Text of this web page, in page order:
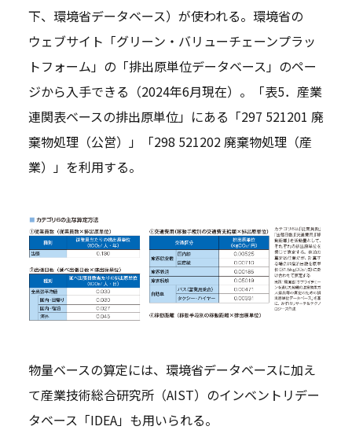
下、環境省データベース）が使われる。環境省の
ウェブサイト「グリーン・バリューチェーンプラッ
トフォーム」の「排出原単位データベース」のペー
ジから入手できる（2024年6月現在）。「表5．産業
連関表ベースの排出原単位」にある「297 521201 廃
棄物処理（公営）」「298 521202 廃棄物処理（産
業）」を利用する。
物量ベースの算定には、環境省データベースに加え
て産業技術総合研究所（AIST）のインベントリデー
タベース「IDEA」も用いられる。